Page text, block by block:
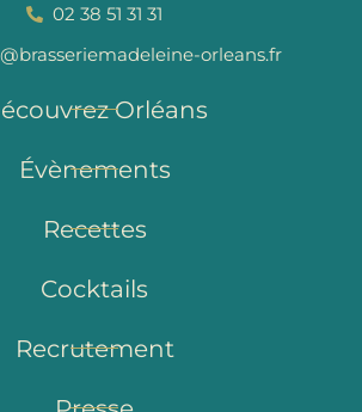
02 38 51 31 31
orleans.fr
Orléans
Évènements
Recettes
Cocktails
Recrutement